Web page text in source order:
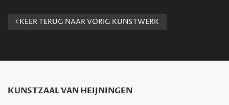
KEER TERUG NAAR VORIG KUNSTWERK
KUNSTZAAL VAN HEIJNINGEN